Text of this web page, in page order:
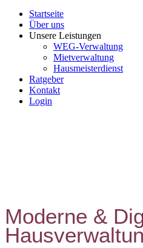
Startseite
Über uns
Unsere Leistungen
WEG-Verwaltung
Mietverwaltung
Hausmeisterdienst
Ratgeber
Kontakt
Login
Moderne &